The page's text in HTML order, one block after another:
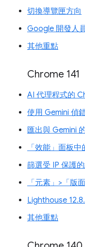
切換導覽匣方向
Google 開發人
其他重點
Chrome 141
AI 代理程式的
使用 Gemini 偵
匯出與 Gemini
「效能」面板
篩選受 IP 保護
「元素」>「版
Lighthouse
其他重點